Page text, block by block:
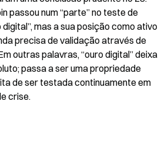
passou num “parte” no teste de
mas a sua posição como ativo
precisa de validação através de
outras palavras, “ouro digital” deixa
passa a ser uma propriedade
de ser testada continuamente em
crise.